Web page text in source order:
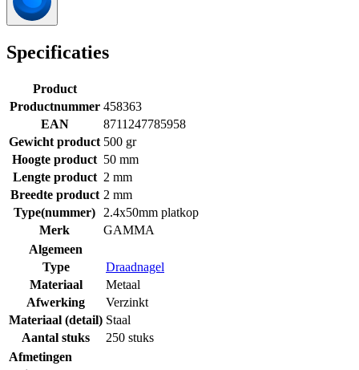
Specificaties
Product
Productnummer 458363
EAN
8711247785958
Gewicht product 500 gr
Hoogte product 50 mm
Lengte product 2 mm
Breedte product 2 mm
Type(nummer)
2.4x50mm platkop
Merk
GAMMA
Algemeen
Type
Draadnagel
Materiaal
Metaal
Afwerking
Verzinkt
Materiaal (detail) Staal
Aantal stuks
250 stuks
Afmetingen